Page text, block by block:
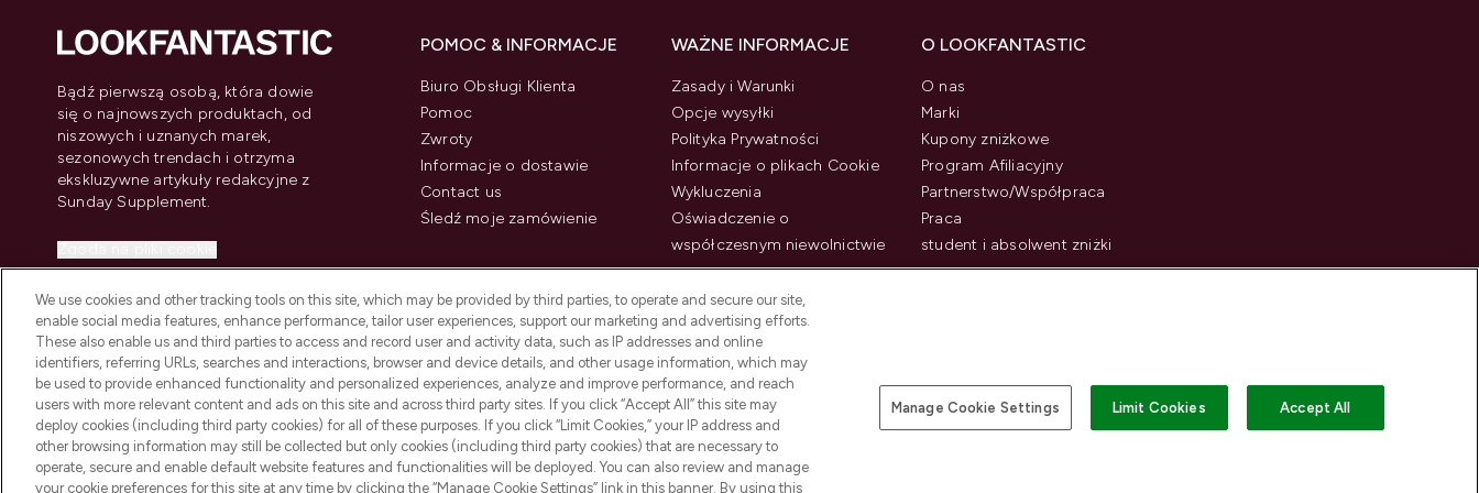
Bądź pierwszą osobą, która dowie
się o najnowszych produktach, od
niszowych i uznanych marek,
sezonowych trendach i otrzyma
ekskluzywne artykuły redakcyjne z
Sunday Supplement.
Information
POMOC & INFORMACJE
Biuro Obsługi Klienta
Pomoc
Zwroty
Informacje o dostawie
Contact us
Śledź moje zamówienie
WAŻNE INFORMACJE
Zasady i Warunki
Opcje wysyłki
Polityka Prywatności
Informacje o plikach Cookie
Wykluczenia
Oświadczenie o
współczesnym niewolnictwie
O LOOKFANTASTIC
O nas
Marki
Kupony zniżkowe
Program Afiliacyjny
Partnerstwo/Współpraca
Praca
student i absolwent zniżki
2026 The Hut Group Płać bezpiecznie za pomocą
We use cookies and other tracking tools on this site, which may be provided by third parties, to operate and secure our site,
enable social media features, enhance performance, tailor user experiences, support our marketing and advertising efforts.
These also enable us and third parties to access and record user and activity data, such as IP addresses and online
identifiers, referring URLs, searches and interactions, browser and device details, and other usage information, which may
be used to provide enhanced functionality and personalized experiences, analyze and improve performance, and reach
users with more relevant content and ads on this site and across third party sites. If you click “Accept All” this site may
deploy cookies (including third party cookies) for all of these purposes. If you click “Limit Cookies,” your IP address and
other browsing information may still be collected but only cookies (including third party cookies) that are necessary to
operate, secure and enable default website features and functionalities will be deployed. You can also review and manage
your cookie preferences for this site at any time by clicking the “Manage Cookie Settings” link in this banner. By using this
Manage Cookie Settings Limit Cookies Accept All